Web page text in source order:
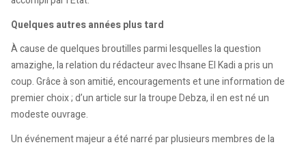
Quelques autres années plus tard
À cause de quelques broutilles parmi lesquelles la question
amazighe, la relation du rédacteur avec Ihsane El Kadi a pris un
coup. Grâce à son amitié, encouragements et une information de
premier choix ; d’un article sur la troupe Debza, il en est né un
modeste ouvrage.
Un événement majeur a été narré par plusieurs membres de la